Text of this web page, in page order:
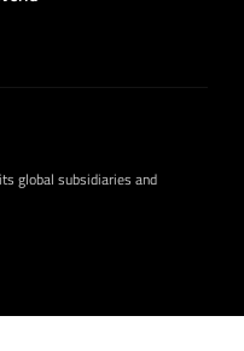
global subsidiaries and